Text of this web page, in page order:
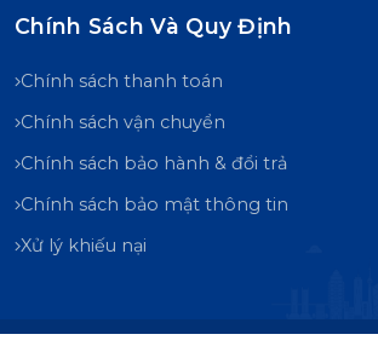
Chính Sách Và Quy Định
Chính sách thanh toán
Chính sách vận chuyển
Chính sách bảo hành & đổi trả
Chính sách bảo mật thông tin
Xử lý khiếu nại